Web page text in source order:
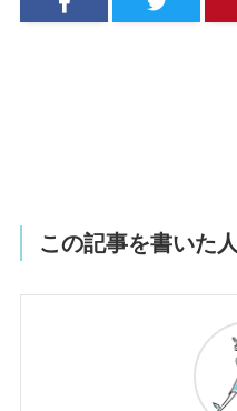
この記事を書いた人